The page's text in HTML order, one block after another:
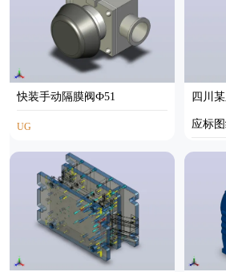
快装手动隔膜阀Ф51
UG
四川
应标